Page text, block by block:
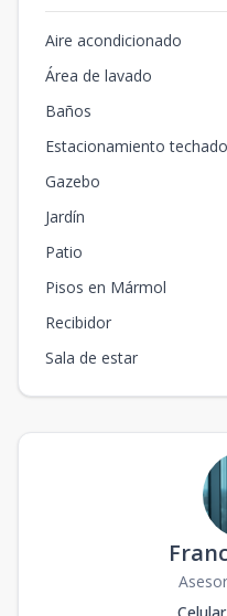
Aire acondicionado
Área de lavado
Baños
Estacionamiento techado
Gazebo
Jardín
Patio
Pisos en Mármol
Recibidor
Sala de estar